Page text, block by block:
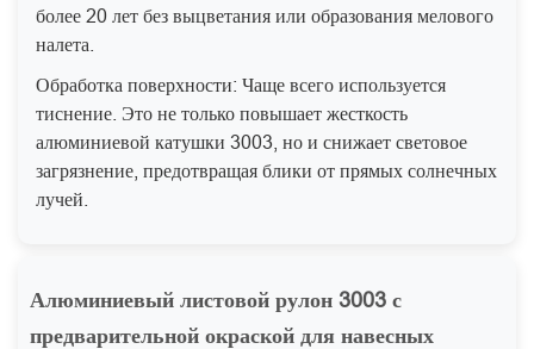
более 20 лет без выцветания или образования мелового
налета.
Обработка поверхности: Чаще всего используется
тиснение. Это не только повышает жесткость
алюминиевой катушки 3003, но и снижает световое
загрязнение, предотвращая блики от прямых солнечных
лучей.
Алюминиевый листовой рулон 3003 с
предварительной окраской для навесных